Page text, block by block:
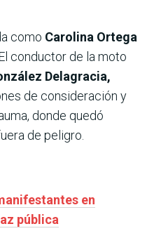
como Carolina Ortega
conductor de la moto
Delagracia,
de consideración y
donde quedó
de peligro.
en
pública